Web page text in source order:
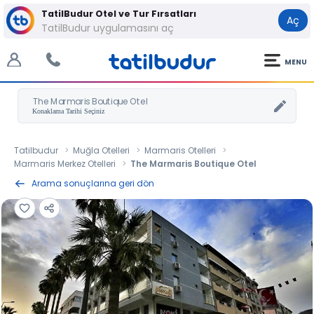
TatilBudur Otel ve Tur Fırsatları
TatilBudur uygulamasını aç
Aç
MENU
The Marmaris Boutique Otel
Tatilbudur Muğla Otelleri
Marmaris Otelleri
Marmaris Merkez Otelleri
The Marmaris Boutique Otel
Arama sonuçlarına geri dön